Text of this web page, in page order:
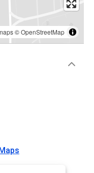
©OpenStreetMap